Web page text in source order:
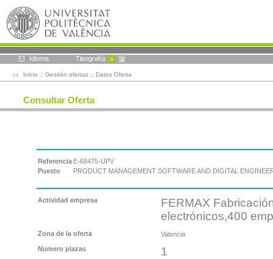
Idioma Tipografía
Inicio :: Gestión ofertas :: Datos Oferta
Consultar Oferta
Referencia E-68475-UPV
Puesto
PRODUCT MANAGEMENT SOFTWARE AND DIGITAL
Actividad empresa
FERMAX
electrónicos,400
Zona de la oferta
Valencia
Numero plazas
1